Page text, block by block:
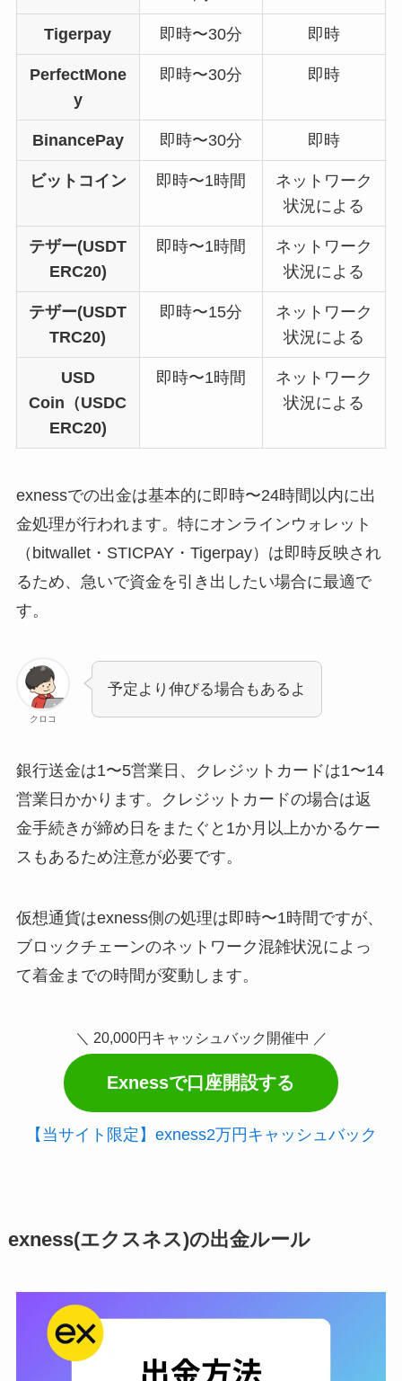
Tigerpay 即時〜30分 即時
PerfectMone
y
即時〜30分 即時
BinancePay 即時〜30分 即時
ビットコイン 即時〜1時間
ネットワーク
状況による
テザー(USDT
ERC20)
即時〜1時間
ネットワーク
状況による
テザー(USDT
TRC20)
即時〜15分
ネットワーク
状況による
USD
Coin（USDC
ERC20)
即時〜1時間
ネットワーク
状況による
exnessでの出金は基本的に即時〜24時間以内に出
金処理が行われます。特にオンラインウォレット
（bitwallet・STICPAY・Tigerpay）は即時反映され
るため、急いで資金を引き出したい場合に最適で
す。
クロコ
予定より伸びる場合もあるよ
銀行送金は1〜5営業日、クレジットカードは1〜14
営業日かかります。クレジットカードの場合は返
金手続きが締め日をまたぐと1か月以上かかるケー
スもあるため注意が必要です。
仮想通貨はexness側の処理は即時〜1時間ですが、
ブロックチェーンのネットワーク混雑状況によっ
て着金までの時間が変動します。
＼ 20,000円キャッシュバック開催中 ／
Exnessで口座開設する
【当サイト限定】exness2万円キャッシュバック
exness(エクスネス)の出金ルール